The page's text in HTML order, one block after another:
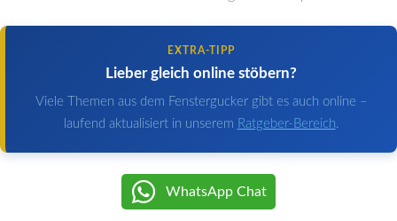
EXTRA-TIPP
Lieber gleich online stöbern?
Viele Themen aus dem Fenstergucker gibt es auch online –
laufend aktualisiert in unserem Ratgeber-Bereich.
WhatsApp Chat